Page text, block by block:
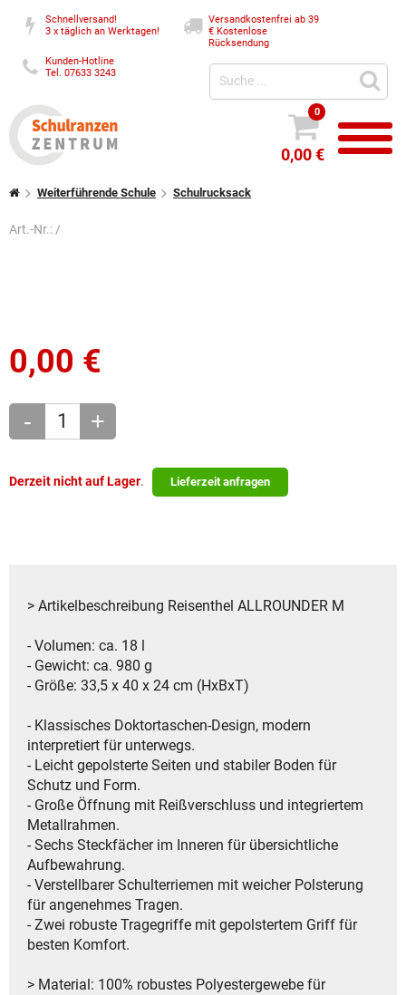
Schnellversand!
3 x täglich an Werktagen!
Versandkostenfrei ab 39
€Kostenlose
Rücksendung
Kunden-Hotline
Tel. 07633 3243
0
0,00 €
Weiterführende Schule Schulrucksack
Art.-Nr.:/
0,00 €
- +
Derzeit nicht auf Lager. Lieferzeit anfragen
> Artikelbeschreibung Reisenthel ALLROUNDER M
- Volumen: ca. 18 l
- Gewicht: ca. 980 g
- Größe: 33,5 x 40 x 24 cm (HxBxT)
- Klassisches Doktortaschen-Design, modern
interpretiert für unterwegs.
- Leicht gepolsterte Seiten und stabiler Boden für
Schutz und Form.
- Große Öffnung mit Reißverschluss und integriertem
Metallrahmen.
- Sechs Steckfächer im Inneren für übersichtliche
Aufbewahrung.
- Verstellbarer Schulterriemen mit weicher Polsterung
für angenehmes Tragen.
- Zwei robuste Tragegriffe mit gepolstertem Griff für
besten Komfort.
> Material: 100% robustes Polyestergewebe für